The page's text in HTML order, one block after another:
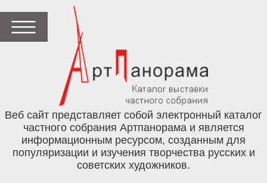
Веб сайт представляет собой электронный каталог
частного собрания Артпанорама и является
информационным ресурсом, созданным для
популяризации и изучения творчества русских и
советских художников.